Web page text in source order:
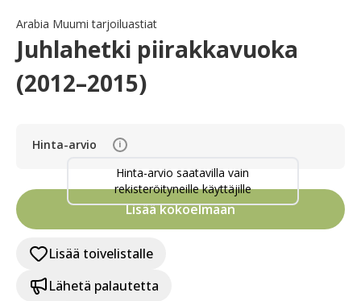
Arabia Muumi tarjoiluastiat
Juhlahetki piirakkavuoka
(2012–2015)
Hinta-arvio i
Hinta-arvio saatavilla vain
rekisteröityneille käyttäjille
Lisää kokoelmaan
Lisää toivelistalle
Lähetä palautetta